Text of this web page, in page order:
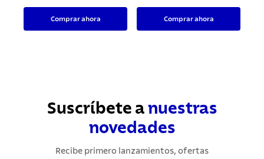
Comprar ahora Comprar ahora
Suscríbete a nuestras
novedades
Recibe primero lanzamientos, ofertas